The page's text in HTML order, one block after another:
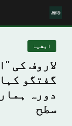
ايشيا
لاروف کی
گفتگو
دورہ
سطح